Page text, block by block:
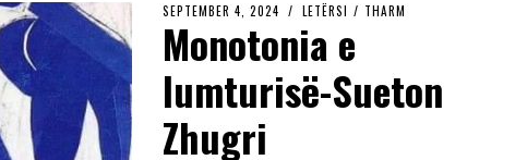
SEPTEMBER 4, 2024 LETËRSI / THARM
Monotonia e
lumturisë-Sueton
Zhugri